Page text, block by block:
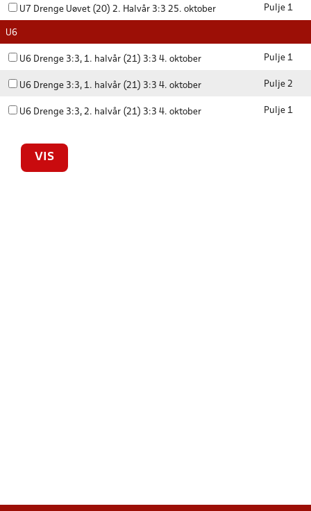
U7 Drenge Uøvet (20) 2. Halvår 3:3 25. oktober Pulje 1
U6
U6 Drenge 3:3, 1. halvår (21) 3:3 4. oktober Pulje 1
U6 Drenge 3:3, 1. halvår (21) 3:3 4. oktober Pulje 2
U6 Drenge 3:3, 2. halvår (21) 3:3 4. oktober Pulje 1
VIS